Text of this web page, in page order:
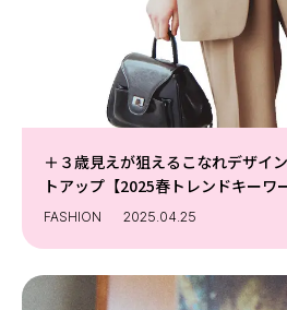
＋３歳見えが狙えるこなれデザイ
トアップ【2025春トレンドキーワ
FASHION 2025.04.25